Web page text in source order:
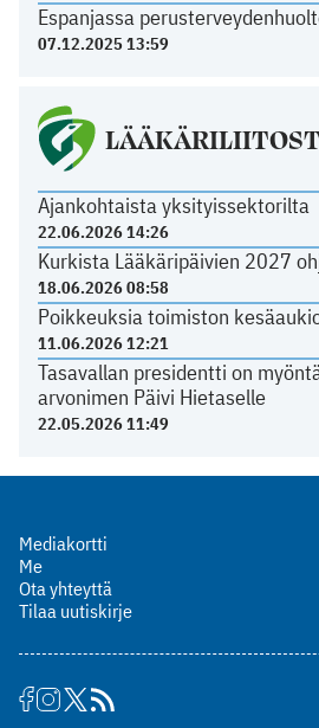
Espanjassa
07.12.2025 13:59
Ajankohtaista yksityissektorilta
22.06.2026 14:26
Kurkista Lääkäripäivien 2027
18.06.2026 08:58
Poikkeuksia toimiston
11.06.2026 12:21
Tasavallan presidentti on
arvonimen Päivi Hietaselle
22.05.2026 11:49
Mediakortti
Me
Ota yhteyttä
Tilaa uutiskirje